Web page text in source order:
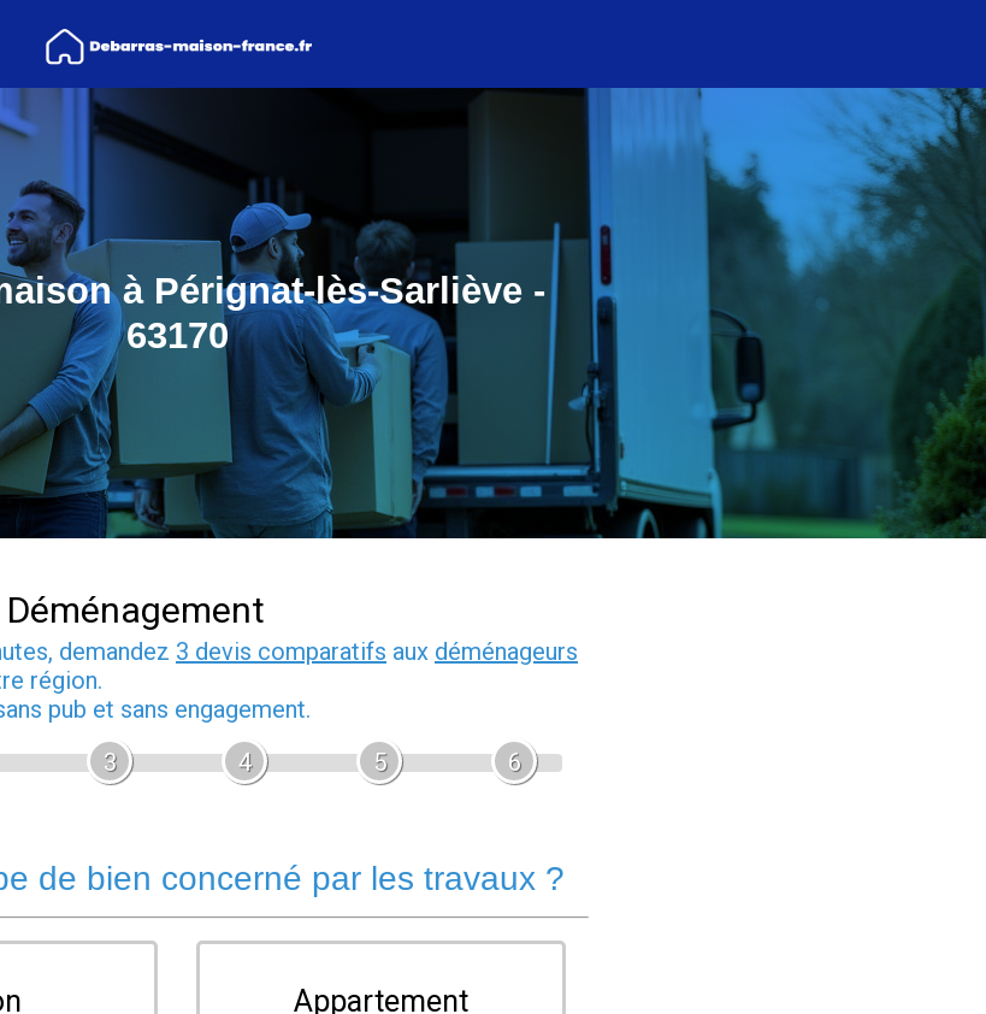
à Pérignat-lès-Sarliève -
63170
Déménagement
demandez 3 devis comparatifs aux déménageurs
région.
pub et sans engagement.
3 4 5 6
de bien concerné par les travaux ?
Appartement